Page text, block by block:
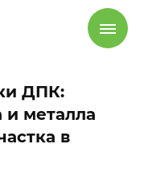
ДПК:
металла
в